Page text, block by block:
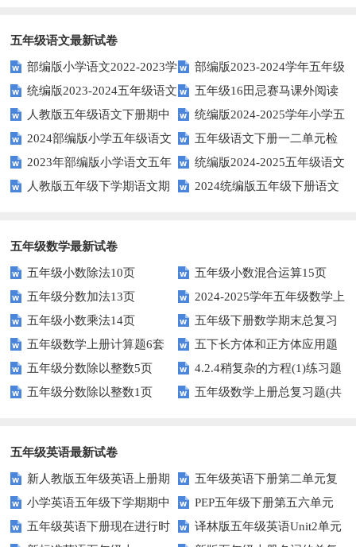
五年级语文最新试卷
部编版小学语文2022-2023学
年上期五年级期末试题
部编版2023-2024学年五年级
语文下学期期末考前质量冲刺卷
统编版2023-2024五年级语文
下册期中阶段调研卷
五年级16田忌赛马课外阅读
练习题及答案
人教版五年级语文下册期中
试题及参考答案
统编版2024-2025学年小学五
年级语文上册期中试卷
2024部编版小学五年级语文
下学期期末测试卷
五年级语文下册一二单元检
测题
2023年部编版小学语文五年
级下册期末模拟题
统编版2024-2025五年级语文
第一学期期末测试卷
人教版五年级下学期语文期
2024统编版五年级下册语文
五年级数学最新试卷
五年级小数除法10页
五年级小数混合运算15页
五年级分数加法13页
2024-2025学年五年级数学上
册期末素养测评卷（考试版A4
人教版）
五年级小数乘法14页
五年级下册数学期末总复习
题——选择题专项练习
五年级数学上册计算题6套
五下长方体和正方体应用题
专项训练
五年级分数除以整数5页
4.2.4稍复杂的方程(1)练习题
及答案
五年级分数除以整数1页
五年级数学上册总复习题(共
五年级英语最新试卷
新人教版五年级英语上册期
中词汇复习Unit1-Unit3
五年级英语下册第二单元复
习卷
小学英语五年级下学期期中
书写及单词识记测试卷
PEP五年级下册第五六单元
练习题
五年级英语下册现在进行时
译林版五年级英语Unit2单元